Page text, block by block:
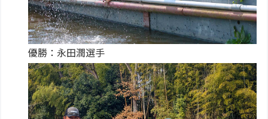
優勝：永田潤選手